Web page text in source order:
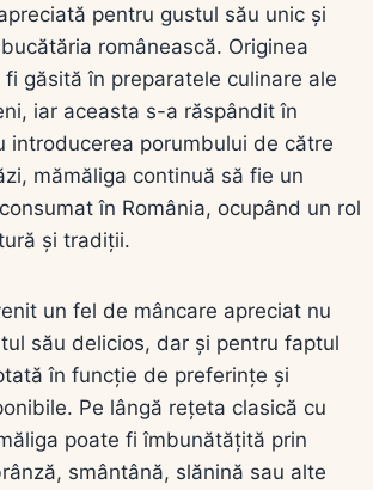
pentru gustul său unic și
românească. Originea
găsită în preparatele culinare ale
iar aceasta s-a răspândit în
introducerea porumbului de către
mămăliga continuă să fie un
în România, ocupând un rol
și tradiții.
un fel de mâncare apreciat nu
său delicios, dar și pentru faptul
în funcție de preferințe și
Pe lângă rețeta clasică cu
poate fi îmbunătățită prin
smântână, slănină sau alte